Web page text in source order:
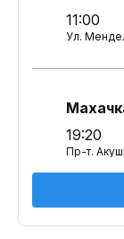
11:00
Ул.
19:20
Пр-т.